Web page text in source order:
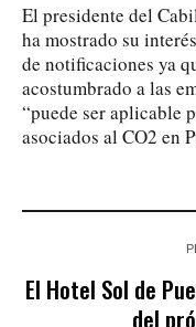
El presidente del
ha mostrado su
de notificaciones ya
acostumbrado a las
“puede ser aplicable
asociados al CO2 en
El Hotel Sol de
del